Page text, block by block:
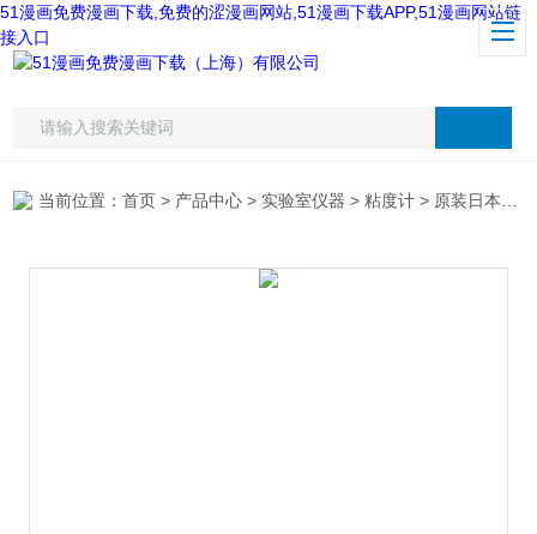
51漫画免费漫画下载,免费的涩漫画网站,51漫画下载APP,51漫画网站链
接入口
当前位置：首页 > 产品中心 > 实验室仪器 >粘度计 > 原装日本理音RION VT-06粘度计